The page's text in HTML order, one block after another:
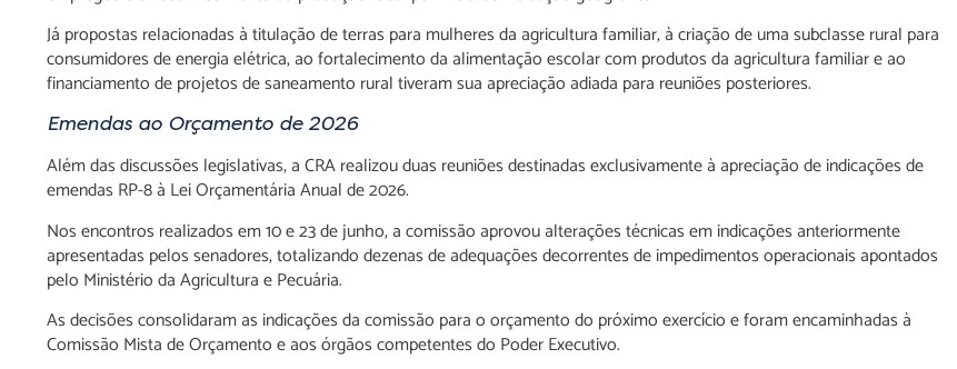
Já propostas relacionadas à titulação de terras para mulheres da agricultura familiar, à criação de uma subclasse rural para
consumidores de energia elétrica, ao fortalecimento da alimentação escolar com produtos da agricultura familiar e ao
financiamento de projetos de saneamento rural tiveram sua apreciação adiada para reuniões posteriores.
Emendas ao Orçamento de 2026
Além das discussões legislativas, a CRA realizou duas reuniões destinadas exclusivamente à apreciação de indicações de
emendas RP-8 à Lei Orçamentária Anual de 2026.
Nos encontros realizados em 10 e 23 de junho, a comissão aprovou alterações técnicas em indicações anteriormente
apresentadas pelos senadores, totalizando dezenas de adequações decorrentes de impedimentos operacionais apontados
pelo Ministério da Agricultura e Pecuária.
As decisões consolidaram as indicações da comissão para o orçamento do próximo exercício e foram encaminhadas à
Comissão Mista de Orçamento e aos órgãos competentes do Poder Executivo.